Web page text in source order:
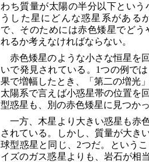
わち質量が太陽の半分以下という
うした星にどんな惑星系がある
で、そのためには赤色矮星でどう
れるか考えなければならない。
赤色矮星のような小さな恒星を
いで発見されている。1つの例で
果で増幅したとき、「第二の増光
太陽系で言えば小惑星帯の位置を
型惑星も、別の赤色矮星に見つかっ
一方、木星より大きい惑星も赤
されている。しかし、質量が大き
球型惑星と同じ、2つだ。という
イズのガス惑星よりも、岩石が相